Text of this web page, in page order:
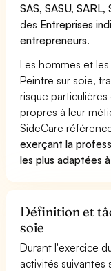
SAS, SASU, SARL,
des Entreprises
entrepreneurs.
Les hommes et
Peintre sur soie,
risque
propres à leur
SideCare
exerçant la
les plus adaptées
Définition et
soie
Durant l'exercice
activités suivantes